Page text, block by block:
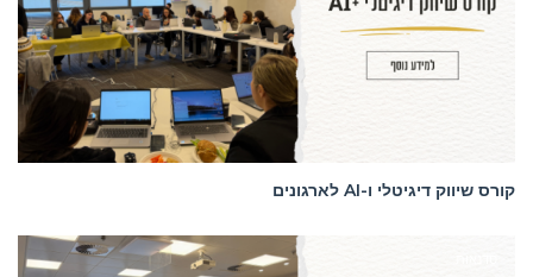
קורס שיווק דיגיטלי ו-AI לארגונים